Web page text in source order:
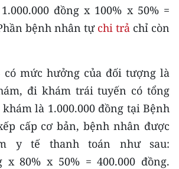
núi phía Bắc
Hồng
Trung Bộ và Tây
đồng x 100% x 50% =
bệnh nhân tự chi trả chỉ còn
có mức hưởng của đối tượng là
đi khám trái tuyến có tổng
là 1.000.000 đồng tại Bệnh
cấp cơ bản, bệnh nhân được
y tế thanh toán như sau:
x 80% x 50% = 400.000 đồng.